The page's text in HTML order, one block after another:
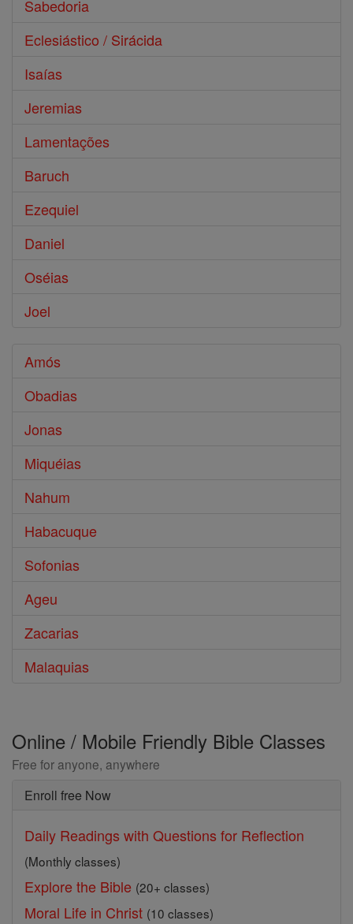
Sabedoria
Eclesiástico / Sirácida
Isaías
Jeremias
Lamentações
Baruch
Ezequiel
Daniel
Oséias
Joel
Amós
Obadias
Jonas
Miquéias
Nahum
Habacuque
Sofonias
Ageu
Zacarias
Malaquias
Online / Mobile Friendly Bible Classes
Free for anyone, anywhere
Enroll free Now
Daily Readings with Questions for Reflection
(Monthly classes)
Explore the Bible (20+ classes)
Moral Life in Christ (10 classes)